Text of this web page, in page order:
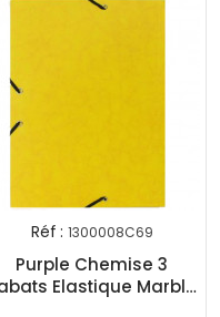
Réf : 1300008C69
Purple Chemise 3
Elastique Marble